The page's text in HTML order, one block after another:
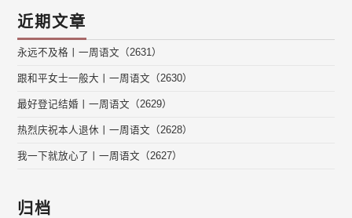
近期文章
永远不及格丨一周语文（2631）
跟和平女士一般大丨一周语文（2630）
最好登记结婚丨一周语文（2629）
热烈庆祝本人退休丨一周语文（2628）
我一下就放心了丨一周语文（2627）
归档